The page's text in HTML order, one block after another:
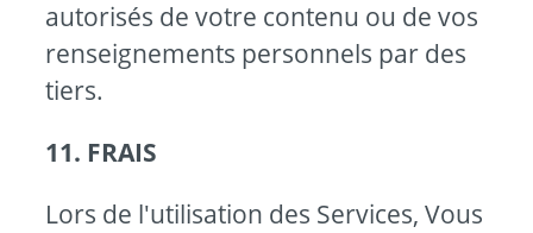
autorisés de votre contenu ou de vos
renseignements personnels par des
tiers.
11. FRAIS
Lors de l'utilisation des Services, Vous